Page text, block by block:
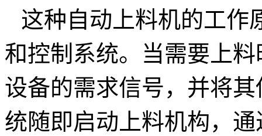
这种自动上料机的工作
和控制系统。当需要上
设备的需求信号，并将
统随即启动上料机构，